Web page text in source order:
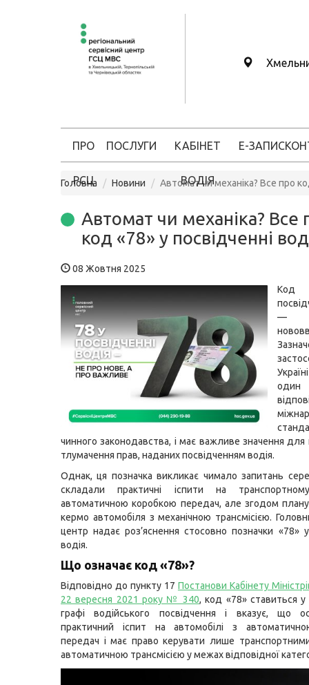
ПРО
РСЦ
ПОСЛУГИ КАБІНЕТ
ВОДІЯ
Е-ЗАПИС
Головна Новини Автомат чи механіка? Все про
Автомат чи механіка? Все
код «78» у посвідченні
08 Жовтня 2025
—
чинного законодавства, і має важливе значення для
тлумачення прав, наданих посвідченням водія.
Однак, ця позначка викликає чимало запитань
складали практичні іспити на
автоматичною коробкою передач, але згодом
кермо автомобіля з механічною трансмісією.
центр надає роз’яснення стосовно позначки «78» у
водія.
Що означає код «78»?
Відповідно до пункту 17 Постанови Кабінету
22 вересня 2021 року № 340, код «78» ставиться у
графі водійського посвідчення і вказує, що
практичний іспит на автомобілі з
передач і має право керувати лише
автоматичною трансмісією у межах відповідної